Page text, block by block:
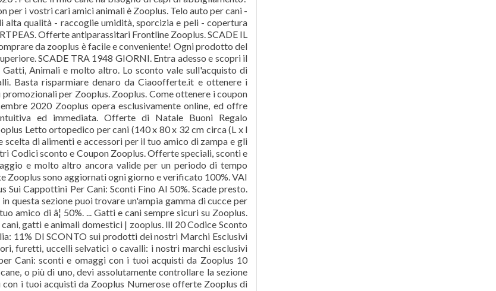
i vostri cari amici animali è Zooplus. Telo auto per cani -
qualità - raccoglie umidità, sporcizia e peli - copertura
Offerte antiparassitari Frontline Zooplus. SCADE IL
da zooplus è facile e conveniente! Ogni prodotto del
SCADE TRA 1948 GIORNI. Entra adesso e scopri il
Animali e molto altro. Lo sconto vale sull'acquisto di
Basta risparmiare denaro da Ciaoofferte.it e ottenere i
per Zooplus. Zooplus. Come ottenere i coupon
2020 Zooplus opera esclusivamente online, ed offre
ed immediata. Offerte di Natale Buoni Regalo
Letto ortopedico per cani (140 x 80 x 32 cm circa (L x l
scelta di alimenti e accessori per il tuo amico di zampa e gli
Codici sconto e Coupon Zooplus. Offerte speciali, sconti e
e molto altro ancora valide per un periodo di tempo
Zooplus sono aggiornati ogni giorno e verificato 100%. VAI
Cappottini Per Cani: Sconti Fino Al 50%. Scade presto.
questa sezione puoi trovare un'ampia gamma di cucce per
amico di â¦ 50%. ... Gatti e cani sempre sicuri su Zooplus.
gatti e animali domestici | zooplus. lll 20 Codice Sconto
11% DI SCONTO sui prodotti dei nostri Marchi Esclusivi
furetti, uccelli selvatici o cavalli: i nostri marchi esclusivi
Cani: sconti e omaggi con i tuoi acquisti da Zooplus 10
o più di uno, devi assolutamente controllare la sezione
i tuoi acquisti da Zooplus Numerose offerte Zooplus di